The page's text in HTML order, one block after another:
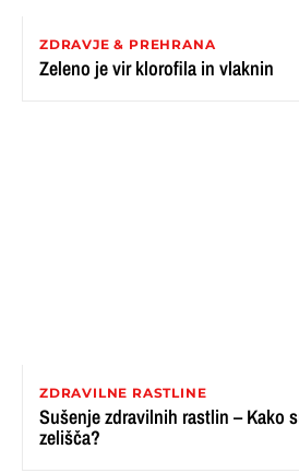
ZDRAVJE & PREHRANA
Zeleno je vir klorofila in vlaknin
ZDRAVILNE RASTLINE
Sušenje zdravilnih rastlin – Kako
zelišča?